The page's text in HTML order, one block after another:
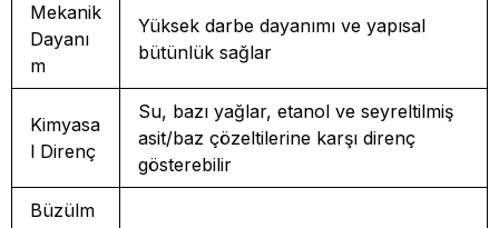
Mekanik
Dayanı
m
Yüksek darbe dayanımı ve yapısal
bütünlük sağlar
Kimyasa
l Direnç
Su, bazı yağlar, etanol ve seyreltilmiş
asit/baz çözeltilerine karşı direnç
gösterebilir
Büzülm